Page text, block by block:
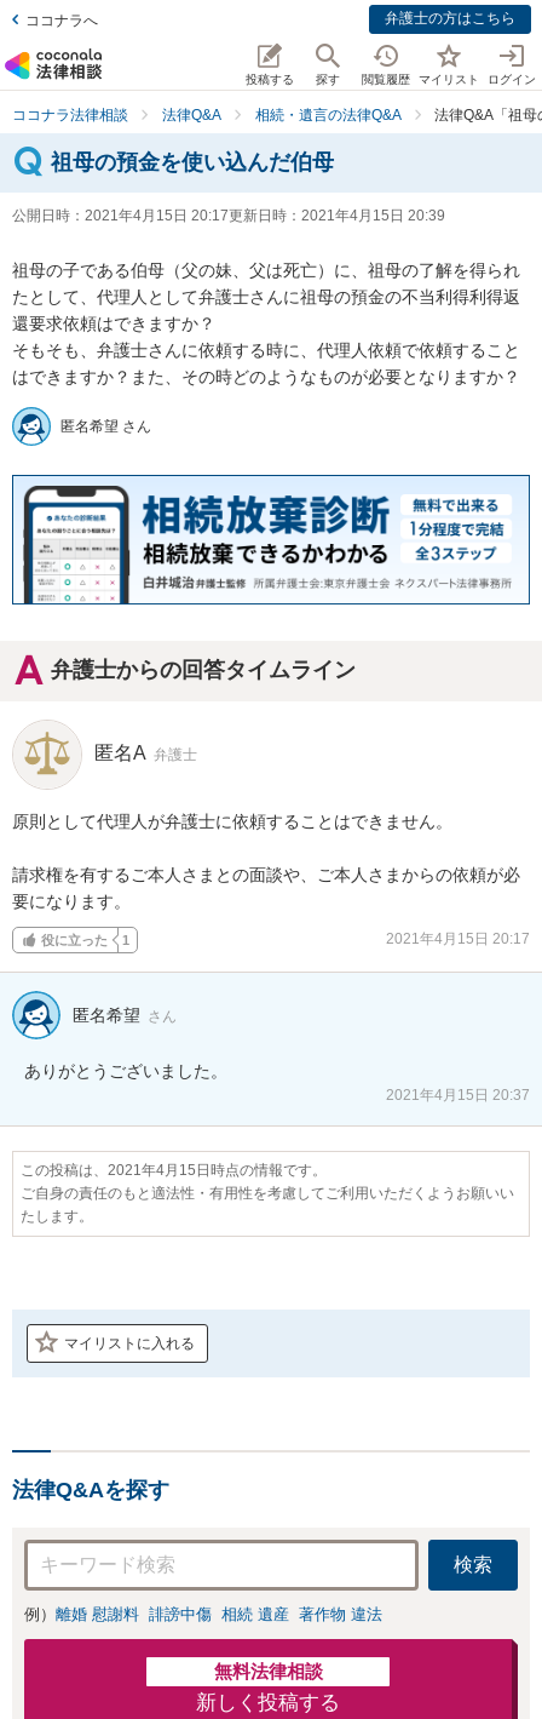
ココナラへ 弁護士の方はこちら
投稿する 探す 閲覧履歴 マイリスト ログイン
ココナラ法律相談 法律Q&A 相続・遺言の法律Q&A 法律Q&A「祖
祖母の預金を使い込んだ伯母
公開日時： 2021年4月15日 20:17更新日時： 2021年4月15日 20:39
祖母の子である伯母（父の妹、父は死亡）に、祖母の了解を得られ
たとして、代理人として弁護士さんに祖母の預金の不当利得利得返
還要求依頼はできますか？
そもそも、弁護士さんに依頼する時に、代理人依頼で依頼すること
はできますか？また、その時どのようなものが必要となりますか？
匿名希望 さん
弁護士からの回答タイムライン
匿名A 弁護士
原則として代理人が弁護士に依頼することはできません。
請求権を有するご本人さまとの面談や、ご本人さまからの依頼が必
要になります。
役に立った 1 2021年4月15日 20:17
匿名希望 さん
ありがとうございました。
2021年4月15日 20:37
この投稿は、2021年4月15日時点の情報です。
ご自身の責任のもと適法性・有用性を考慮してご利用いただくようお願いい
たします。
マイリストに入れる
法律Q&Aを探す
検索
例） 離婚 慰謝料 誹謗中傷 相続 遺産 著作物 違法
無料法律相談
新しく投稿する